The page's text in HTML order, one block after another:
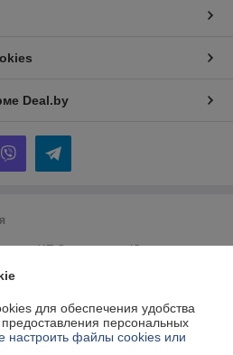
Deal.by
ИП Спиридонова Юлия
для обеспечения удобства
персональных
настроить файлы cookies или